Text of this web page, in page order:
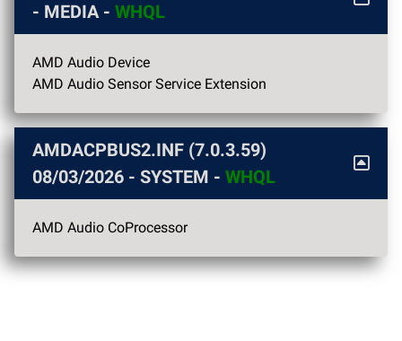
- MEDIA - WHQL
AMD Audio Device
AMD Audio Sensor Service Extension
AMDACPBUS2.INF (7.0.3.59)
08/03/2026 - SYSTEM - WHQL
AMD Audio CoProcessor